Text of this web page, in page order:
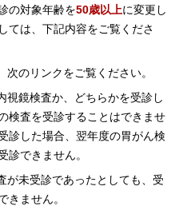
の対象年齢を50歳以上に変更し
ては、下記内容をご覧くださ
のリンクをご覧ください。
鏡検査か、どちらかを受診し
検査を受診することはできませ
診した場合、翌年度の胃がん検
診できません。
未受診であったとしても、受
きません。